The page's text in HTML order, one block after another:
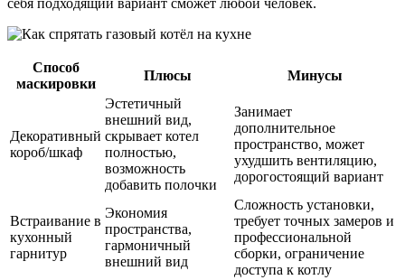
Способ
маскировки
Плюсы Минусы
Декоративный
короб/шкаф
Эстетичный
внешний вид,
скрывает котел
полностью,
возможность
добавить полочки
Занимает
дополнительное
пространство, может
ухудшить вентиляцию,
дорогостоящий вариант
Встраивание в
кухонный
гарнитур
Экономия
пространства,
гармоничный
внешний вид
Сложность установки,
требует точных замеров и
профессиональной
сборки, ограничение
доступа к котлу